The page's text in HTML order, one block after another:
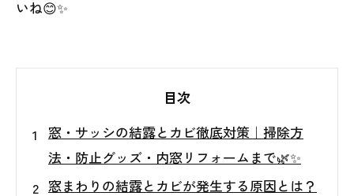
いね😊✨
目次
窓・サッシの結露とカビ徹底対策｜掃除方
法・防止グッズ・内窓リフォームまで🌿✨
窓まわりの結露とカビが発生する原因とは？